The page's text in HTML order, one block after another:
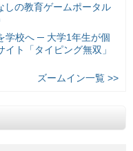
しの教育ゲームポータル
学校へ ─ 大学1年生が個
ト「タイピング無双」
ズームイン一覧 >>